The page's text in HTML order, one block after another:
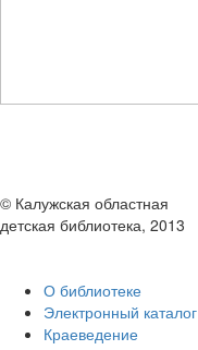
© Калужская областная
детская библиотека, 2013
О библиотеке
Электронный каталог
Краеведение